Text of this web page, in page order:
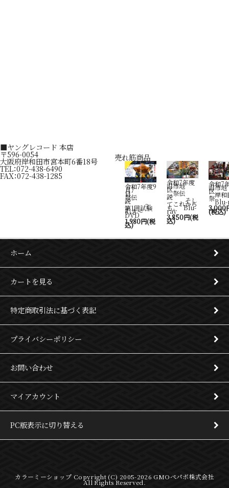
ヤングレコード 本店
〒596-0054
大阪府岸和田市宮本町6番18号
TEL：072-438-6490
FAX：072-438-1285
売れ筋商品
令和7年度9
月7
日
祭伝
説
～
第1回試験
引き～
DVD
1,980円(税
込)
令和7年度
旧市地
区
祭伝
説
そし
てこれから
も。 Blu-
ray
3,850円(税
込)
令和7
旧市地
岸和
Blu-
3,000
(税込)
ホーム
カートを見る
特定商取引法に基づく表記
プライバシーポリシー
お問い合わせ
マイアカウント
PC版表示に切り替える
カラーミーショップ Copyright (C) 2005-2026 GMOペパボ株式会社
All Rights Reserved.